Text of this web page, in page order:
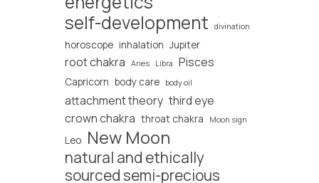
self-development
divination
horoscope inhalation Jupiter
root chakra Aries Libra Pisces
Capricorn body care body oil
attachment theory third eye
crown chakra throat chakra Moon sign
Leo New Moon
natural and ethically
sourced semi-precious